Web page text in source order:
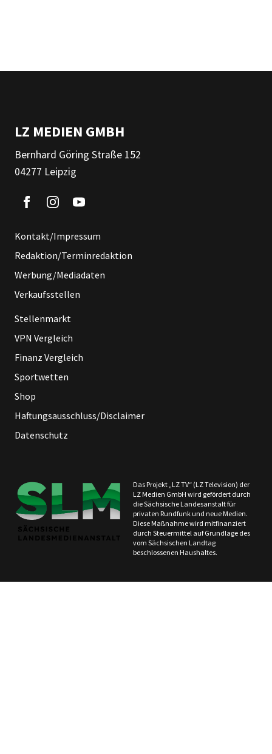
LZ MEDIEN GMBH
Bernhard Göring Straße 152
04277 Leipzig
Kontakt/Impressum
Redaktion/Terminredaktion
Werbung/Mediadaten
Verkaufsstellen
Stellenmarkt
VPN Vergleich
Finanz Vergleich
Sportwetten
Shop
Haftungsausschluss/Disclaimer
Datenschutz
Das Projekt „LZ TV“ (LZ Television) der
LZ Medien GmbH wird gefördert durch
die Sächsische Landesanstalt für
privaten Rundfunk und neue Medien.
Diese Maßnahme wird mitfinanziert
durch Steuermittel auf Grundlage des
vom Sächsischen Landtag
beschlossenen Haushaltes.